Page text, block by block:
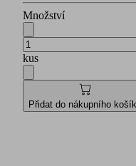
Množství
kus
Přidat do nákupního